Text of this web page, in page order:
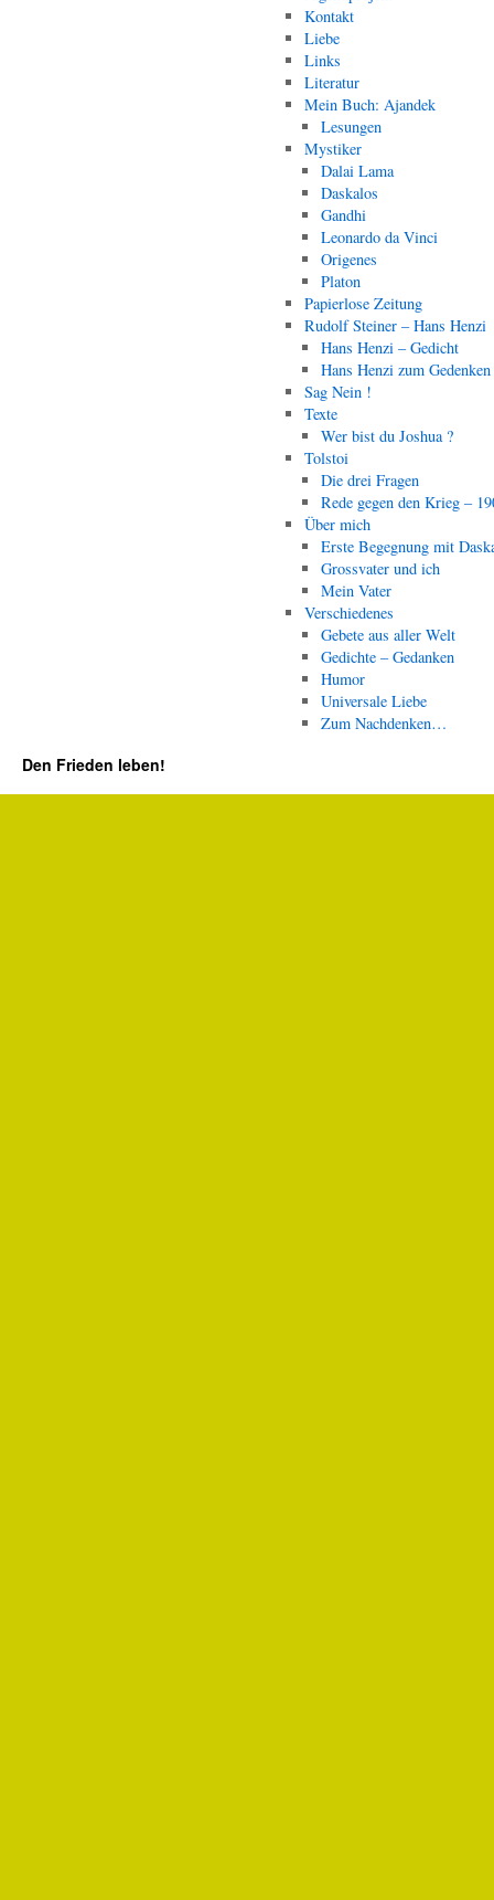
Kontakt
Liebe
Links
Literatur
Mein Buch: Ajandek
Lesungen
Mystiker
Dalai Lama
Daskalos
Gandhi
Leonardo da Vinci
Origenes
Platon
Papierlose Zeitung
Rudolf Steiner – Hans Henzi
Hans Henzi – Gedicht
Hans Henzi zum Gedenken
Sag Nein !
Texte
Wer bist du Joshua ?
Tolstoi
Die drei Fragen
Rede gegen den Krieg –
Über mich
Erste Begegnung mit
Grossvater und ich
Mein Vater
Verschiedenes
Gebete aus aller Welt
Gedichte – Gedanken
Humor
Universale Liebe
Zum Nachdenken…
Den Frieden leben!